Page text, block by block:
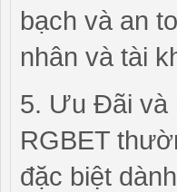
bạch và an
nhân và tài
5. Ưu Đãi và
RGBET
đặc biệt